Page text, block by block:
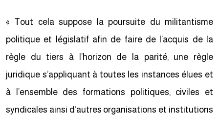
« Tout cela suppose la poursuite du militantisme
politique et législatif afin de faire de l’acquis de la
règle du tiers à l’horizon de la parité, une règle
juridique s’appliquant à toutes les instances élues et
à l’ensemble des formations politiques, civiles et
syndicales ainsi d’autres organisations et institutions